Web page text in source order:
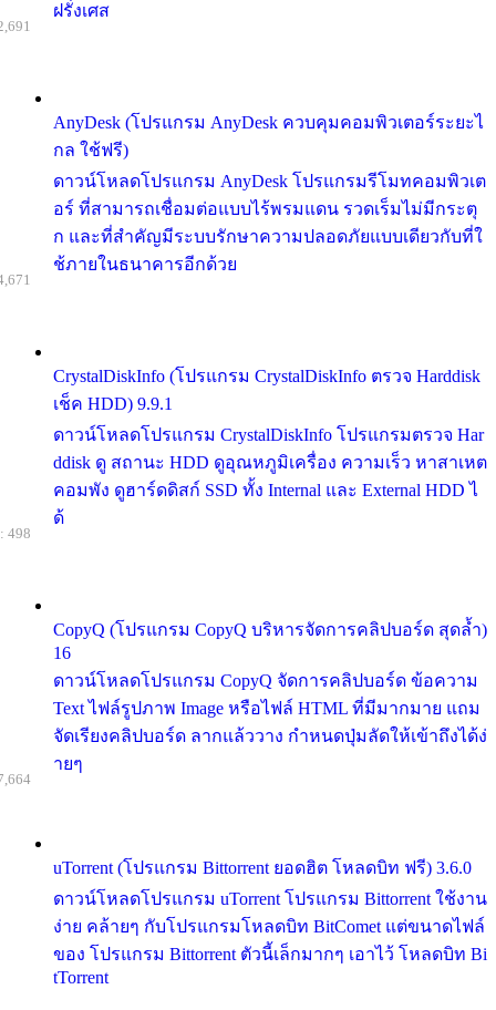
ฝรั่งเศส
AnyDesk (โปรแกรม AnyDesk ควบคุมคอมพิวเตอร์ระยะไ
กล ใช้ฟรี)
ดาวน์โหลดโปรแกรม AnyDesk โปรแกรมรีโมทคอมพิวเต
อร์ ที่สามารถเชื่อมต่อแบบไร้พรมแดน รวดเร็มไม่มีกระตุ
ก และที่สำคัญมีระบบรักษาความปลอดภัยแบบเดียวกับที่ใ
ช้ภายในธนาคารอีกด้วย
CrystalDiskInfo (โปรแกรม CrystalDiskInfo ตรวจ Harddisk
เช็ค HDD) 9.9.1
ดาวน์โหลดโปรแกรม CrystalDiskInfo โปรแกรมตรวจ Har
ddisk ดู สถานะ HDD ดูอุณหภูมิเครื่อง ความเร็ว หาสาเหต
คอมพัง ดูฮาร์ดดิสก์ SSD ทั้ง Internal และ External HDD ไ
ด้
CopyQ (โปรแกรม CopyQ บริหารจัดการคลิปบอร์ด สุดล้ำ)
16
ดาวน์โหลดโปรแกรม CopyQ จัดการคลิปบอร์ด ข้อความ
Text ไฟล์รูปภาพ Image หรือไฟล์ HTML ที่มีมากมาย แถม
จัดเรียงคลิปบอร์ด ลากแล้ววาง กำหนดปุ่มลัดให้เข้าถึงได้ง่
ายๆ
498
uTorrent (โปรแกรม Bittorrent ยอดฮิต โหลดบิท ฟรี) 3.6.0
ดาวน์โหลดโปรแกรม uTorrent โปรแกรม Bittorrent ใช้งาน
ง่าย คล้ายๆ กับโปรแกรมโหลดบิท BitComet แต่ขนาดไฟล์
ของ โปรแกรม Bittorrent ตัวนี้เล็กมากๆ เอาไว้ โหลดบิท Bi
tTorrent